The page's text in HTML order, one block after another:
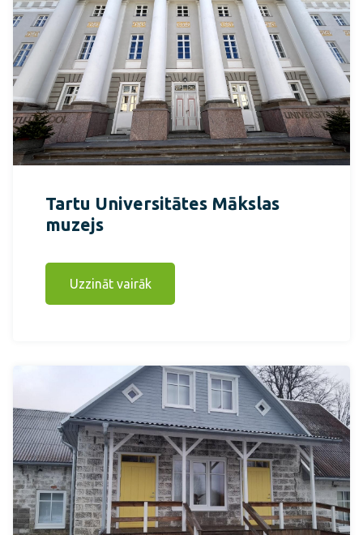
Tartu Universitātes Mākslas
muzejs
Uzzināt vairāk